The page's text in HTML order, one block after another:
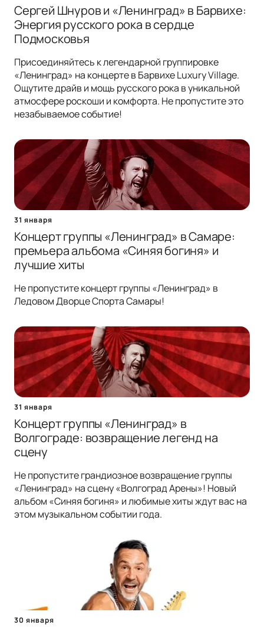
Сергей Шнуров и «Ленинград» в Барвихе:
Энергия русского рока в сердце
Подмосковья
Присоединяйтесь к легендарной группировке
«Ленинград» на концерте в Барвихе Luxury Village.
Ощутите драйв и мощь русского рока в уникальной
атмосфере роскоши и комфорта. Не пропустите это
незабываемое событие!
31 января
Концерт группы «Ленинград» в Самаре:
премьера альбома «Синяя богиня» и
лучшие хиты
Не пропустите концерт группы «Ленинград» в
Ледовом Дворце Спорта Самары!
31 января
Концерт группы «Ленинград» в
Волгограде: возвращение легенд на
сцену
Не пропустите грандиозное возвращение группы
«Ленинград» на сцену «Волгоград Арены»! Новый
альбом «Синяя богиня» и любимые хиты ждут вас на
этом музыкальном событии года.
30 января